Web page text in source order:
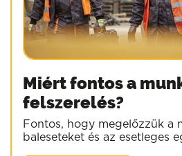
Miért fontos a
felszerelés?
Fontos, hogy megelőzzük a
baleseteket és az esetleges